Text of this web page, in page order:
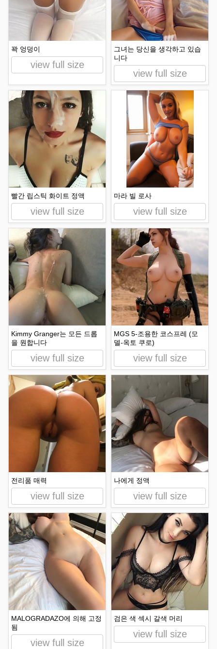
꽉 엉덩이
view full size
그녀는 당신을 생각하고 있습
니다
view full size
빨간 립스틱 화이트 정액
view full size
마라 빌 로사
view full size
Kimmy Granger는 모든 드롭
을 원합니다
view full size
MGS 5-조용한 코스프레 (모
델-옥토 쿠로)
view full size
전리품 매력
view full size
나에게 정액
view full size
MALOGRADAZO에 의해 고정
됨
view full size
검은 색 섹시 갈색 머리
view full size